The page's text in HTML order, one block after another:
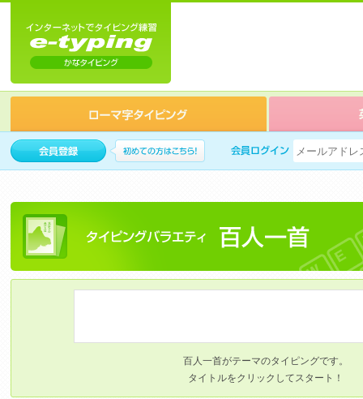
百人一首がテーマのタイピングです。
タイトルをクリックしてスタート！